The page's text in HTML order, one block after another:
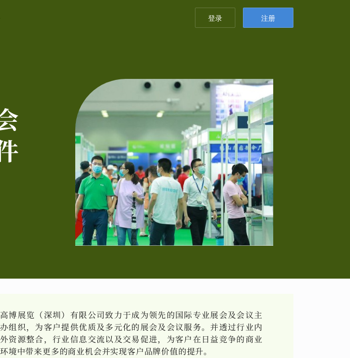
登录 注册
高博展览（深圳）有限公司致力于成为领先的国际专业展会及会议主
办组织，为客户提供优质及多元化的展会及会议服务。并透过行业内
外资源整合，行业信息交流以及交易促进，为客户在日益竞争的商业
环境中带来更多的商业机会并实现客户品牌价值的提升。